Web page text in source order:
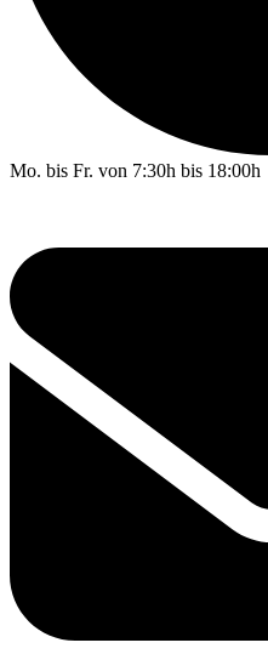
Mo. bis Fr. von 7:30h bis 18:00h